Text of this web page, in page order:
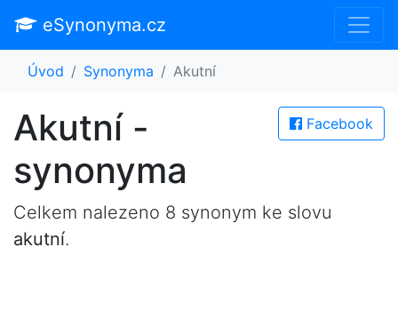
eSynonyma.cz
Úvod Synonyma Akutní
Facebook
Akutní -
synonyma
Celkem nalezeno 8 synonym ke slovu
akutní.